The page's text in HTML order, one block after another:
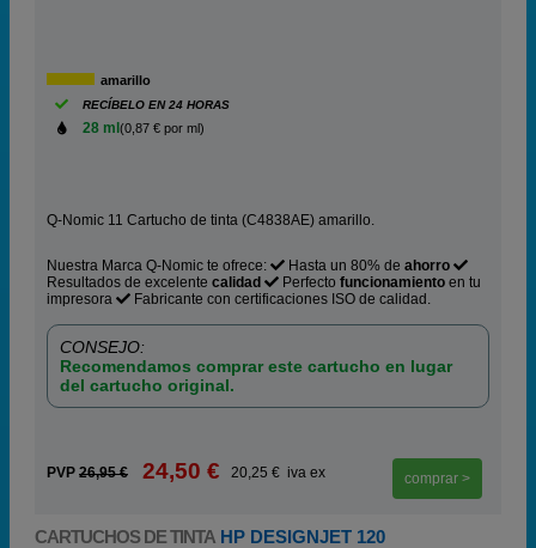
amarillo
RECÍBELO EN 24 HORAS
28 ml (0,87 € por ml)
Q-Nomic 11 Cartucho de tinta (C4838AE) amarillo.
Nuestra Marca Q-Nomic te ofrece: Hasta un 80% de ahorro
Resultados de excelente calidad Perfecto funcionamiento en tu
impresora
Fabricante con certificaciones ISO de calidad.
CONSEJO:
Recomendamos comprar este cartucho en lugar
del cartucho original.
PVP 26,95 € 24,50 € 20,25 € iva ex comprar >
CARTUCHOS DE TINTA HP DESIGNJET 120